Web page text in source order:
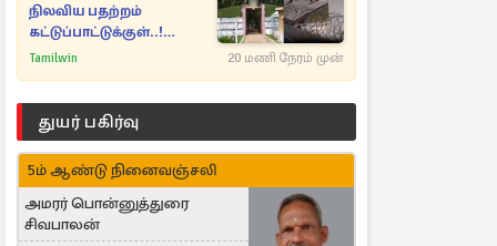
நிலவிய பதற்றம்
கட்டுப்பாட்டுக்குள்..!
அதிரடியாக களமிறங்கிய
Tamilwin 20 மணி நேரம் முன்
துயர் பகிர்வு
5ம் ஆண்டு நினைவஞ்சலி
அமரர் பொன்னுத்துரை
சிவபாலன்